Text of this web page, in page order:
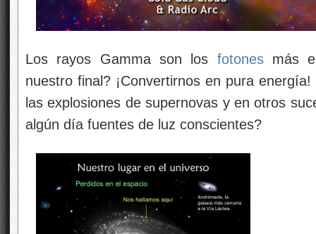
Los rayos Gamma son los fotonesmás
nuestro final? ¡Convertirnos en pura
las explosiones de supernovas y en otros
algún día fuentes de luz conscientes?